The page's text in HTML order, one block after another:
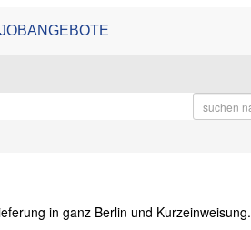
JOBANGEBOTE
in ganz Berlin und Kurzeinweisung.